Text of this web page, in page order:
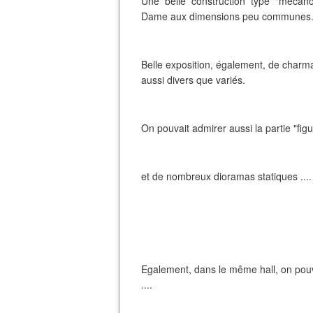
Dame aux dimensions peu communes.
Belle exposition, également, de
aussi divers que variés.
On pouvait admirer aussi la partie
et de nombreux dioramas statiques ....
Egalement, dans le même hall, on
....